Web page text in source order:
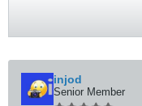
injod
Senior Member